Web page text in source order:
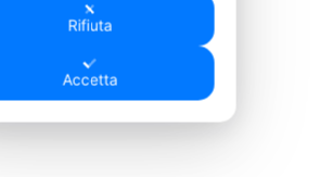
partner pubblicitari
Policy
e la Privacy Policy
la Cookie Policy
l'Informativa Privacy
Rifiuta
Accetta